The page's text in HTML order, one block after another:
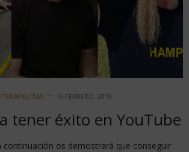
19 FEBRERO, 2018
tener éxito en YouTube
continuación os demostrará que conseguir